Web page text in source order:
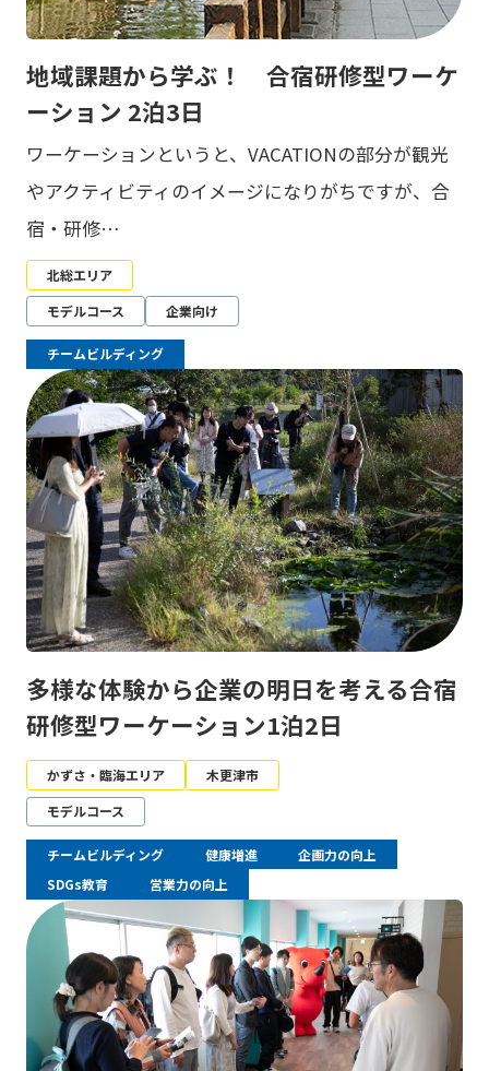
地域課題から学ぶ！ 合宿研修型ワーケ
ーション 2泊3日
ワーケーションというと、VACATIONの部分が観光
やアクティビティのイメージになりがちですが、合
宿・研修…
北総エリア
モデルコース
企業向け
チームビルディング
多様な体験から企業の明日を考える合宿
研修型ワーケーション1泊2日
かずさ・臨海エリア
木更津市
モデルコース
チームビルディング 健康増進
企画力の向上
SDGs教育
営業力の向上